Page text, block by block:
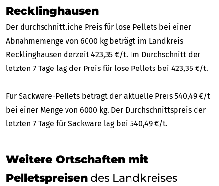
Recklinghausen
Der durchschnittliche Preis für lose Pellets bei einer
Abnahmemenge von 6000 kg beträgt im Landkreis
Recklinghausen derzeit 423,35 €/t. Im Durchschnitt der
letzten 7 Tage lag der Preis für lose Pellets bei 423,35 €/t.
Für Sackware-Pellets beträgt der aktuelle Preis 540,49 €/t
bei einer Menge von 6000 kg. Der Durchschnittspreis der
letzten 7 Tage für Sackware lag bei 540,49 €/t.
Weitere Ortschaften mit
Pelletspreisen des Landkreises